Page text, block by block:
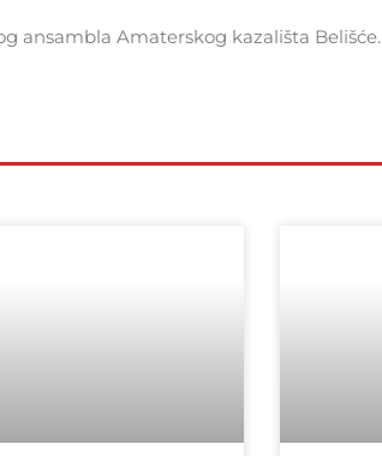
ansambla Amaterskog kazališta Belišće.